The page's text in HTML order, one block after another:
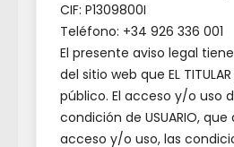
CIF: P1309800I
Teléfono: +34 926 336 001
El presente aviso legal
del sitio web que EL
público. El acceso y/o uso
condición de USUARIO,
acceso y/o uso, las
EL TEATRO LLEGA A
PUEBLO
Castilla-La Mancha
becas de formación en
Europeos